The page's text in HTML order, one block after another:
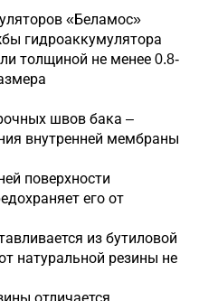
«Беламос»
гидроаккумулятора
толщиной не менее 0.8-
швов бака –
внутренней мембраны
поверхности
его от
из бутиловой
натуральной резины не
отличается